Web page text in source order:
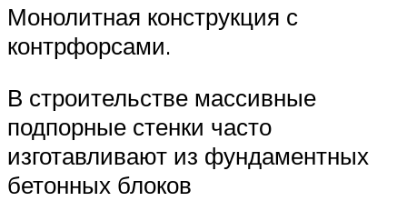
Монолитная конструкция с
контрфорсами.
В строительстве массивные
подпорные стенки часто
изготавливают из фундаментных
бетонных блоков